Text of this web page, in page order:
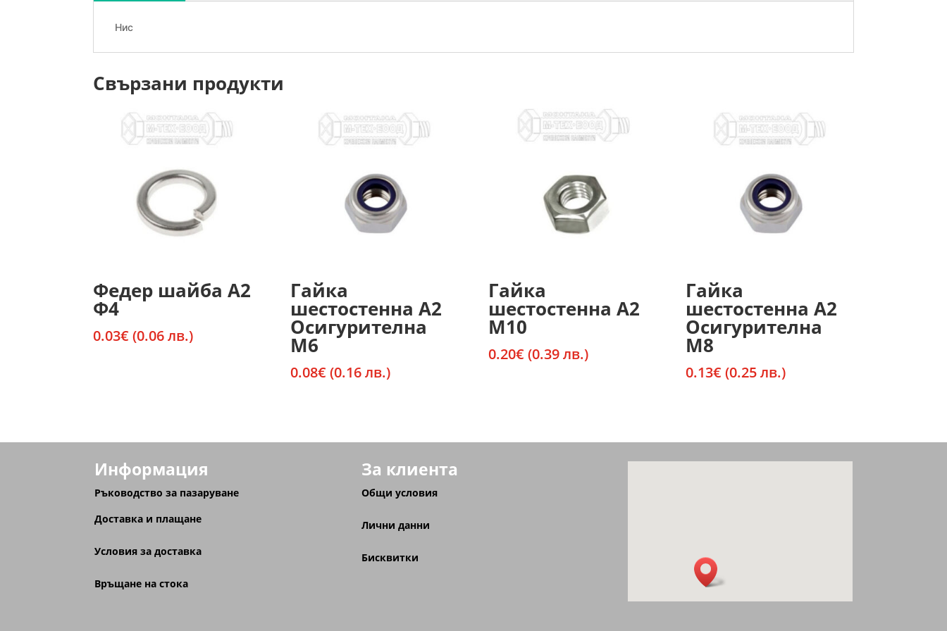
Нис
Свързани продукти
Федер шайба А2
Ф4
0.03€ (0.06 лв.)
Гайка
шестостенна А2
Осигурителна
М6
0.08€ (0.16 лв.)
Гайка
шестостенна А2
М10
0.20€ (0.39 лв.)
Гайка
шестостенна А2
Осигурителна
М8
0.13€ (0.25 лв.)
Информация
Ръководство за пазаруване
Доставка и плащане
Условия за доставка
Връщане на стока
За клиента
Общи условия
Лични данни
Бисквитки